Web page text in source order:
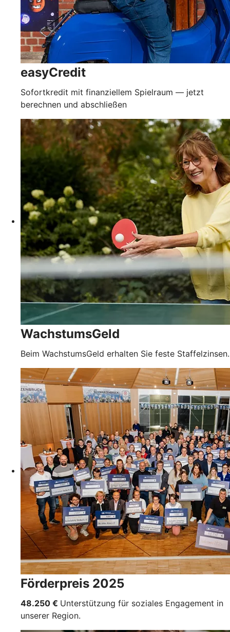
easyCredit
Sofortkredit mit finanziellem Spielraum — jetzt
berechnen und abschließen
WachstumsGeld
Beim WachstumsGeld erhalten Sie feste Staffelzinsen.
Förderpreis 2025
48.250 € Unterstützung für soziales Engagement in
unserer Region.